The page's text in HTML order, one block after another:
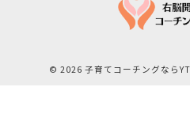
© 2026 子育てコーチングなら